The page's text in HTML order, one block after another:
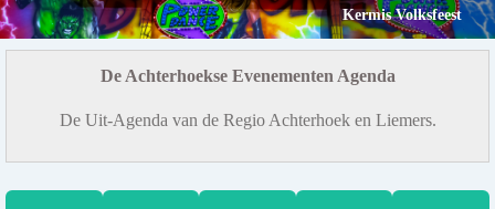
Kermis Volksfeest
De Achterhoekse Evenementen Agenda
De Uit-Agenda van de Regio Achterhoek en Liemers.